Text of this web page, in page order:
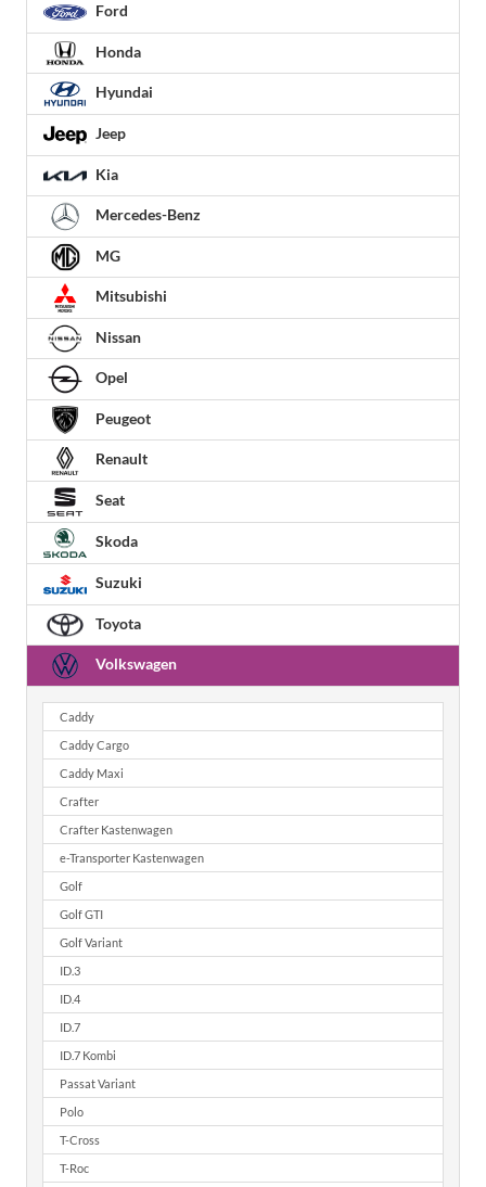
Ford
Honda
Hyundai
Jeep
Kia
Mercedes-Benz
MG
Mitsubishi
Nissan
Opel
Peugeot
Renault
Seat
Skoda
Suzuki
Toyota
Volkswagen
Caddy
Caddy Cargo
Caddy Maxi
Crafter
Crafter Kastenwagen
e-Transporter Kastenwagen
Golf
Golf GTI
Golf Variant
ID.3
ID.4
ID.7
ID.7 Kombi
Passat Variant
Polo
T-Cross
T-Roc